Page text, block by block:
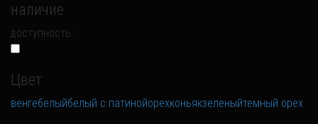
наличие
доступность:
Цвет
венгебелыйбелый с патинойорехконьякзеленыйтемный орех